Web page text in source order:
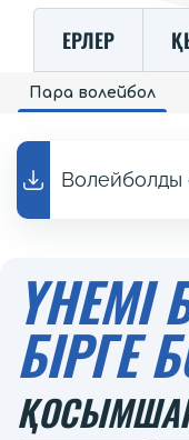
ЕРЛЕР
Пара волейбол
Волейболды
ҮНЕМІ
БІРГЕ